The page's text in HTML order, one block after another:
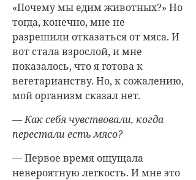
«Почему мы едим животных?» Но
тогда, конечно, мне не
разрешили отказаться от мяса. И
вот стала взрослой, и мне
показалось, что я готова к
вегетарианству. Но, к сожалению,
мой организм сказал нет.
— Как себя чувствовали, когда
перестали есть мясо?
— Первое время ощущала
невероятную легкость. И мне это